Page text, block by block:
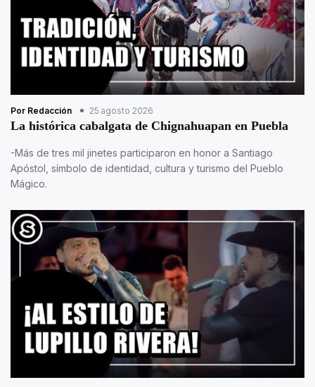
Por Redacción 25 agosto 2026
La histórica cabalgata de Chignahuapan en Puebla
-Más de tres mil jinetes participaron en honor a Santiago
Apóstol, símbolo de identidad, cultura y turismo del Pueblo
Mágico.